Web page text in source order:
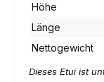
Höhe
Länge
Nettogewicht
Dieses Etui ist